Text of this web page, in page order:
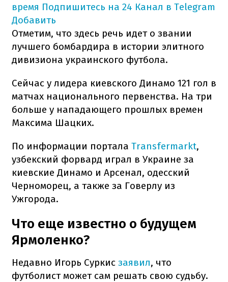
время Подпишитесь на 24 Канал в Telegram
Добавить
Отметим, что здесь речь идет о звании
лучшего бомбардира в истории элитного
дивизиона украинского футбола.
Сейчас у лидера киевского Динамо 121 гол в
матчах национального первенства. На три
больше у нападающего прошлых времен
Максима Шацких.
По информации портала Transfermarkt,
узбекский форвард играл в Украине за
киевские Динамо и Арсенал, одесский
Черноморец, а также за Говерлу из
Ужгорода.
Что еще известно о будущем
Ярмоленко?
Недавно Игорь Суркис заявил, что
футболист может сам решать свою судьбу.